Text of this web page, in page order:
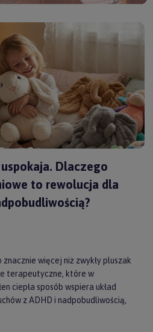
Dlaczego
to rewolucja dla
więcej niż zwykły pluszak
terapeutyczne, które w
ciepła sposób wspiera układ
z ADHD i nadpobudliwością,
się kluczem do upragnionego